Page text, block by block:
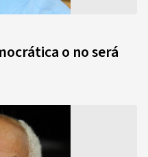
o no será